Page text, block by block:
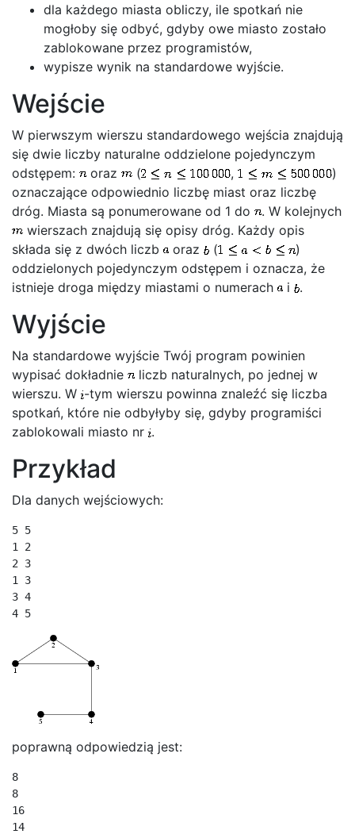
dla każdego miasta obliczy, ile spotkań nie
mogłoby się odbyć, gdyby owe miasto zostało
zablokowane przez programistów,
wypisze wynik na standardowe wyjście.
Wejście
W pierwszym wierszu standardowego wejścia znajdują
się dwie liczby naturalne oddzielone pojedynczym
odstępem:
oraz ( ,
)
oznaczające odpowiednio liczbę miast oraz liczbę
dróg. Miasta są ponumerowane od 1 do
. W kolejnych
wierszach znajdują się opisy dróg. Każdy opis
składa się z dwóch liczb
oraz (
)
oddzielonych pojedynczym odstępem i oznacza, że
istnieje droga między miastami o numerach
i .
Wyjście
Na standardowe wyjście Twój program powinien
wypisać dokładnie
liczb naturalnych, po jednej w
wierszu. W -tym wierszu powinna znaleźć się liczba
spotkań, które nie odbyłyby się, gdyby programiści
zablokowali miasto nr .
Przykład
Dla danych wejściowych:
5 5
1 2
2 3
1 3
3 4
4 5
poprawną odpowiedzią jest:
8
8
16
14